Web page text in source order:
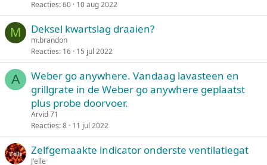
Reacties 60 10 aug 2022
M Deksel kwartslag draaien?
m.brandon
Reacties 16 15 jul 2022
A
Weber go anywhere. Vandaag lavasteen en
grillgrate in de Weber go anywhere geplaatst
plus probe doorvoer.
Arvid 71
Reacties 8 11 jul 2022
Zelfgemaakte indicator onderste ventilatiegat
J'elle